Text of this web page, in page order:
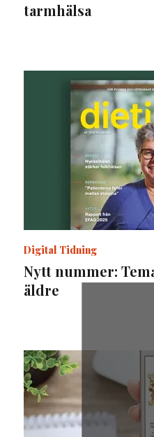
tarmhälsa
Digital Tidning
Nytt nummer:
äldre